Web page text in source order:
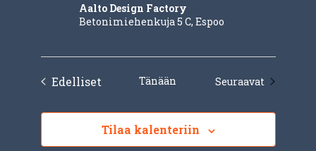
Aalto Design Factory
Betonimiehenkuja 5 C, Espoo
Edelliset
Tänään Seuraavat
Tilaa kalenteriin